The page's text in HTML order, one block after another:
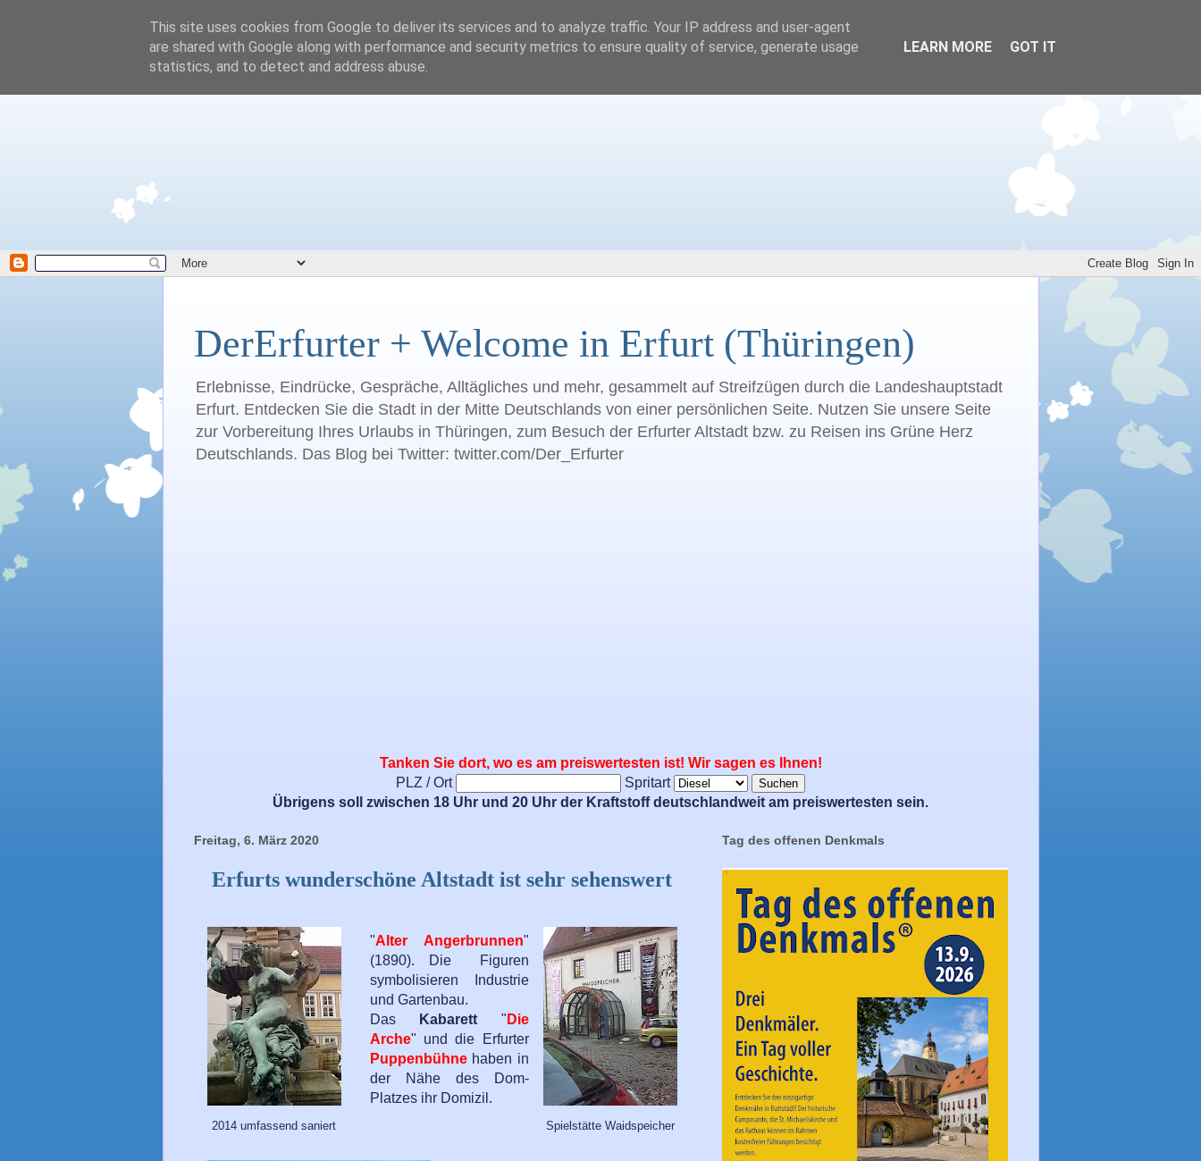
DerErfurter + Welcome in Erfurt (Thüringen)
Erlebnisse, Eindrücke, Gespräche, Alltägliches und mehr, gesammelt auf Streifzügen durch die Landeshauptstadt
Erfurt. Entdecken Sie die Stadt in der Mitte Deutschlands von einer persönlichen Seite. Nutzen Sie unsere Seite
zur Vorbereitung Ihres Urlaubs in Thüringen, zum Besuch der Erfurter Altstadt bzw. zu Reisen ins Grüne Herz
Deutschlands. Das Blog bei Twitter: twitter.com/Der_Erfurter
Tanken Sie dort, wo es am preiswertesten ist! Wir sagen es Ihnen!
PLZ / Ort
Spritart Suchen
Übrigens soll zwischen 18 Uhr und 20 Uhr der Kraftstoff deutschlandweit am preiswertesten sein.
Freitag, 6. März 2020
Erfurts wunderschöne Altstadt ist sehr sehenswert
2014 umfassend saniert
"Alter Angerbrunnen"
(1890). Die Figuren
symbolisieren Industrie
und Gartenbau.
Das
Kabarett " Die
Arche" und die Erfurter
Puppenbühnehaben in
der Nähe des Dom-
Platzes ihr Domizil.
Spielstätte Waidspeicher
Tag des offenen Denkmals
This site uses cookies from Google to deliver its services and to analyze traffic. Your IP address and user-agent
are shared with Google along with performance and security metrics to ensure quality of service, generate usage
statistics, and to detect and address abuse.
LEARN MORE GOT IT